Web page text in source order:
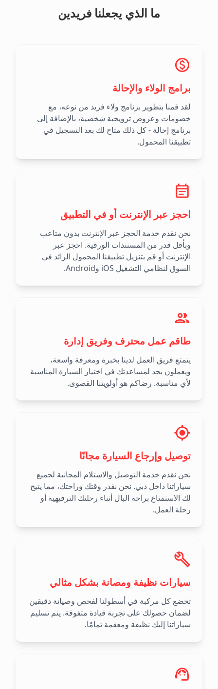
ما الذي يجعلنا فريدين
برامج الولاء والإحالة
لقد قمنا بتطوير برنامج ولاء فريد من نوعه، مع
خصومات وعروض ترويجية شخصية، بالإضافة إلى
برنامج إحالة - كل ذلك متاح لك بعد التسجيل في
تطبيقنا المحمول.
احجز عبر الإنترنت أو في التطبيق
نحن نقدم خدمة الحجز عبر الإنترنت بدون متاعب
وبأقل قدر من المستندات الورقية. احجز عبر
الإنترنت أو قم بتنزيل تطبيقنا المحمول الرائد في
السوق لنظامي التشغيل iOS وAndroid.
طاقم عمل محترف وفريق إدارة
يتمتع فريق العمل لدينا بخبرة ومعرفة واسعة،
ويعملون بجد لمساعدتك في اختيار السيارة المناسبة
لأي مناسبة. رضاكم هو أولويتنا القصوى.
توصيل وإرجاع السيارة مجانًا
نحن نقدم خدمة التوصيل والاستلام المجانية لجميع
سياراتنا داخل دبي. نحن نقدر وقتك وراحتك، مما يتيح
لك الاستمتاع براحة البال أثناء رحلتك الترفيهية أو
رحلة العمل.
سيارات نظيفة ومصانة بشكل مثالي
تخضع كل مركبة في أسطولنا لفحص وصيانة دقيقين
لضمان حصولك على تجربة قيادة متفوقة. يتم تسليم
سياراتنا إليك نظيفة ومعقمة تمامًا.